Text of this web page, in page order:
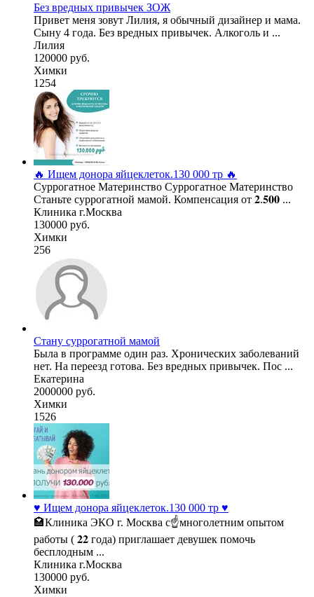
Без вредных привычек ЗОЖ
Привет меня зовут Лилия, я обычный дизайнер и мама.
Сыну 4 года. Без вредных привычек. Алкоголь и ...
Лилия
120000 руб.
Химки
1254
🔥 Ищем донора яйцеклеток.130 000 тр 🔥
Суррогатное Материнство Суррогатное Материнство
Станьте суррогатной мамой. Компенсация от 𝟐.𝟓𝟎𝟎 ...
Клиника г.Москва
130000 руб.
Химки
256
Стану суррогатной мамой
Была в программе один раз. Хронических заболеваний
нет. На переезд готова. Без вредных привычек. Пос ...
Екатерина
2000000 руб.
Химки
1526
♥️ Ищем донора яйцеклеток.130 000 тр ♥️
🏩Клиника ЭКО г. Москва с☝многолетним опытом
работы ( 𝟐𝟐 года) приглашает девушек помочь
бесплодным ...
Клиника г.Москва
130000 руб.
Химки